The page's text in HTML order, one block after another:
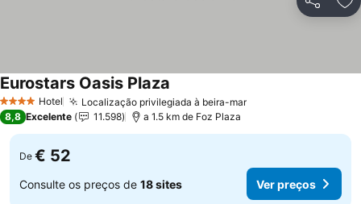
Partilhar
4 EstrelasHotel Localização privilegiada à beira-marVer preços
Eurostars Oasis Plaza
8,8 Excelente 11.598 a 1.5 km de Foz Plaza
De € 52
Consulte os preços de 18 sites Ver preços